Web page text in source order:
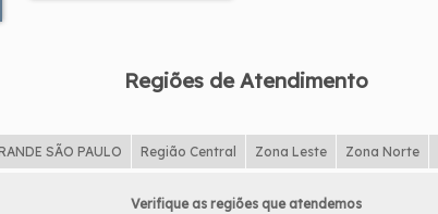
Regiões de Atendimento
SÃO PAULO Região Central Zona Leste Zona Norte
Verifique as regiões que atendemos